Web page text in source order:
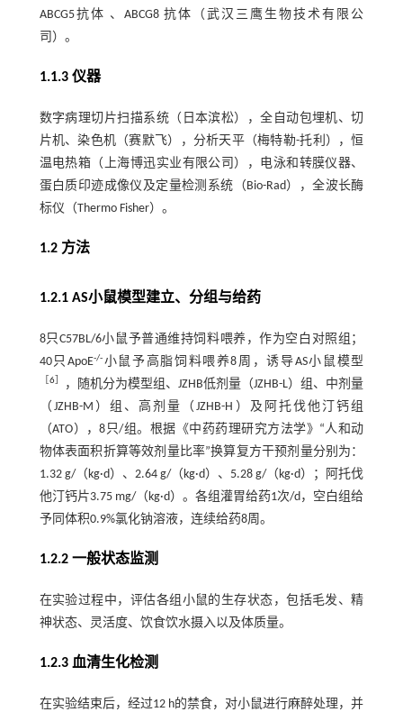
ABCG5抗体 、ABCG8 抗体（武汉三鹰生物技术有限公
司）。
1.1.3 仪器
数字病理切片扫描系统（日本滨松），全自动包埋机、切
片机、染色机（赛默飞），分析天平（梅特勒-托利），恒
温电热箱（上海博迅实业有限公司），电泳和转膜仪器、
蛋白质印迹成像仪及定量检测系统（Bio-Rad），全波长酶
标仪（Thermo Fisher）。
1.2 方法
1.2.1 AS小鼠模型建立、分组与给药
8只C57BL/6小鼠予普通维持饲料喂养，作为空白对照组；
40只ApoE-/-小鼠予高脂饲料喂养8周，诱导AS小鼠模型
6］
，随机分为模型组、JZHB低剂量（JZHB-L）组、中剂量
（JZHB-M）组、高剂量（JZHB-H）及阿托伐他汀钙组
（ATO），8只/组。根据《中药药理研究方法学》“人和动
物体表面积折算等效剂量比率”换算复方干预剂量分别为：
1.32 g/（kg·d）、2.64 g/（kg·d）、5.28 g/（kg·d）；阿托伐
他汀钙片3.75 mg/（kg·d）。各组灌胃给药1次/d，空白组给
予同体积0.9%氯化钠溶液，连续给药8周。
1.2.2 一般状态监测
在实验过程中，评估各组小鼠的生存状态，包括毛发、精
神状态、灵活度、饮食饮水摄入以及体质量。
1.2.3 血清生化检测
在实验结束后，经过12 h的禁食，对小鼠进行麻醉处理，并